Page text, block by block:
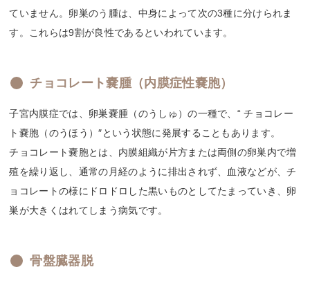
ていません。卵巣のう腫は、中身によって次の3種に分けられま
す。これらは9割が良性であるといわれています。
チョコレート嚢腫（内膜症性嚢胞）
子宮内膜症では、卵巣嚢腫（のうしゅ）の一種で、“ チョコレー
ト嚢胞（のうほう）″という状態に発展することもあります。
チョコレート嚢胞とは、内膜組織が片方または両側の卵巣内で増
殖を繰り返し、通常の月経のように排出されず、血液などが、チ
ョコレートの様にドロドロした黒いものとしてたまっていき、卵
巣が大きくはれてしまう病気です。
骨盤臓器脱